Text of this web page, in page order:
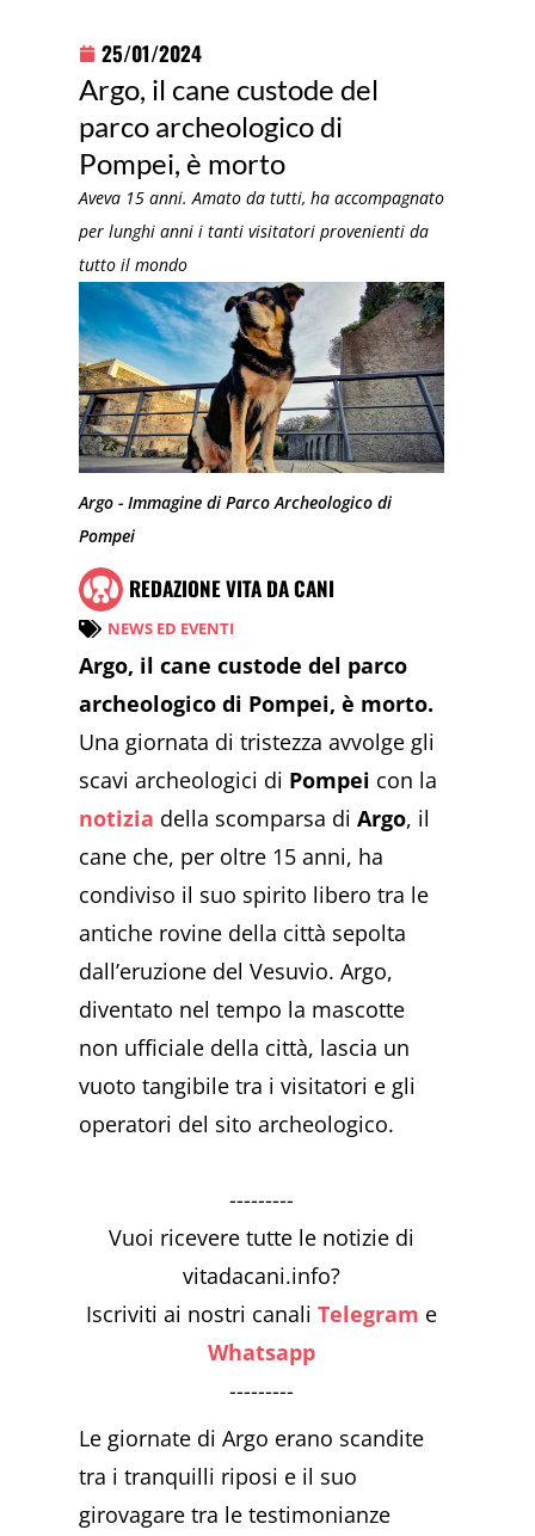
25/01/2024
Argo, il cane custode del
parco archeologico di
Pompei, è morto
Aveva 15 anni. Amato da tutti, ha accompagnato
per lunghi anni i tanti visitatori provenienti da
tutto il mondo
Argo - Immagine di Parco Archeologico di
Pompei
REDAZIONE VITA DA CANI
NEWS ED EVENTI
Argo, il cane custode del parco
archeologico di Pompei, è morto.
Una giornata di tristezza avvolge gli
scavi archeologici di Pompei con la
notizia della scomparsa diArgo, il
cane che, per oltre 15 anni, ha
condiviso il suo spirito libero tra le
antiche rovine della città sepolta
dall’eruzione del Vesuvio. Argo,
diventato nel tempo la mascotte
non ufficiale della città, lascia un
vuoto tangibile tra i visitatori e gli
operatori del sito archeologico.
---------
Vuoi ricevere tutte le notizie di
vitadacani.info?
Iscriviti ai nostri canaliTelegram e
Whatsapp
---------
Le giornate di Argo erano scandite
tra i tranquilli riposi e il suo
girovagare tra le testimonianze